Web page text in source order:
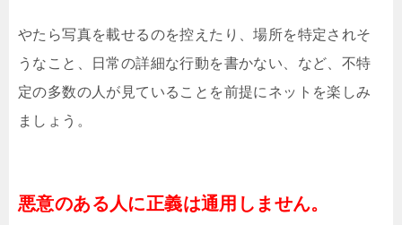
やたら写真を載せるのを控えたり、場所を特定されそ
うなこと、日常の詳細な行動を書かない、など、不特
定の多数の人が見ていることを前提にネットを楽しみ
ましょう。
悪意のある人に正義は通用しません。